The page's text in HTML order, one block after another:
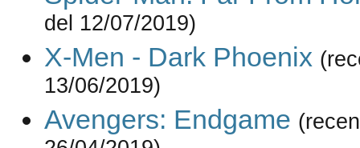
del 12/07/2019)
X-Men - Dark Phoenix
13/06/2019)
Avengers: Endgame